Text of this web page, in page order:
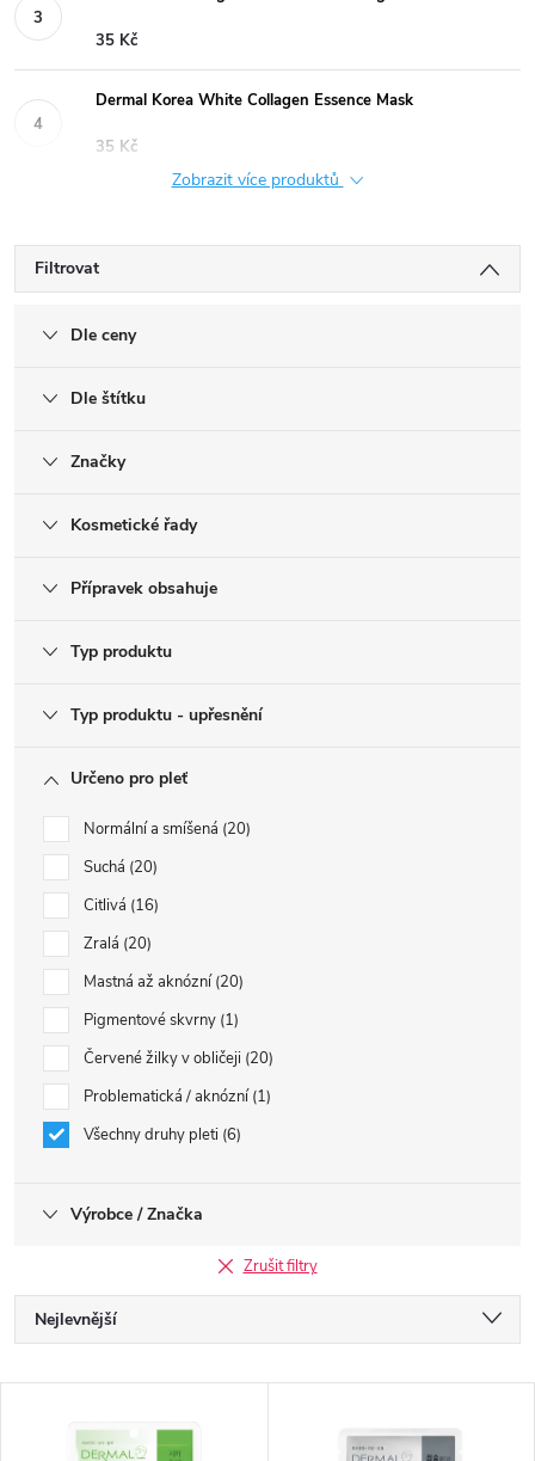
35 Kč
Dermal Korea White Collagen Essence Mask
35 Kč
Zobrazit více produktů
Filtrovat
Dle ceny
Dle štítku
Značky
Kosmetické řady
Přípravek obsahuje
Typ produktu
Typ produktu - upřesnění
Určeno pro pleť
Normální a smíšená 20
Suchá 20
Citlivá 16
Zralá 20
Mastná až aknózní 20
Pigmentové skvrny 1
Červené žilky v obličeji 20
Problematická / aknózní 1
Všechny druhy pleti 6
Výrobce / Značka
Zrušit filtry
Ř
a
Nejlevnější